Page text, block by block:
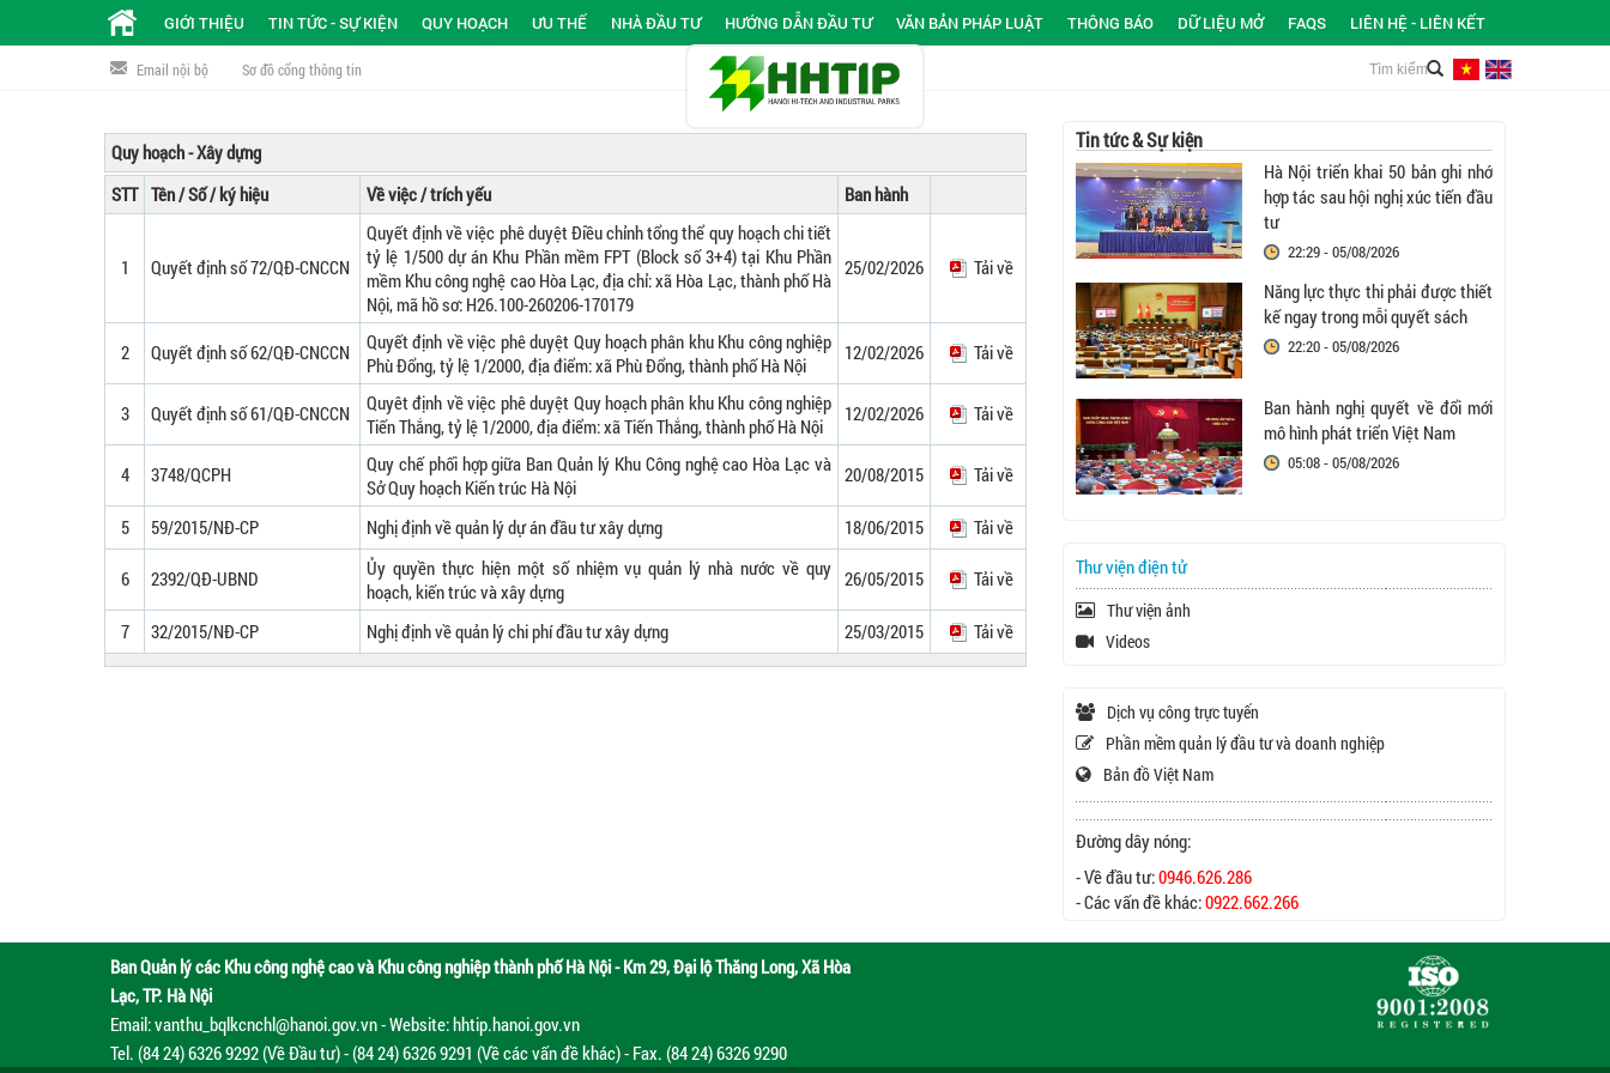
GIỚI THIỆU TIN TỨC - SỰ KIỆN QUY HOẠCH ƯU THẾ NHÀ ĐẦU TƯ HƯỚNG DẪN ĐẦU TƯ VĂN BẢN PHÁP LUẬT THÔNG BÁO DỮ LIỆU MỞ FAQS LIÊN HỆ - LIÊN KẾT
Email nội bộ Sơ đồ cổng thông tin
Quy hoạch - Xây dựng
STT Tên / Số / ký hiệu Về việc / trích yếu Ban hành
1 Quyết định số 72/QĐ-CNCCN
Quyết định về việc phê duyệt Điều chỉnh tổng thể quy hoạch chi tiết
tỷ lệ 1/500 dự án Khu Phần mềm FPT (Block số 3+4) tại Khu Phần
mềm Khu công nghệ cao Hòa Lạc, địa chỉ: xã Hòa Lạc, thành phố Hà
Nội, mã hồ sơ: H26.100-260206-170179
25/02/2026 Tải về
2 Quyết định số 62/QĐ-CNCCN
Quyết định về việc phê duyệt Quy hoạch phân khu Khu công nghiệp
Phù Đổng, tỷ lệ 1/2000, địa điểm: xã Phù Đổng, thành phố Hà Nội
12/02/2026 Tải về
3 Quyết định số 61/QĐ-CNCCN
Quyêt định về việc phê duyệt Quy hoạch phân khu Khu công nghiệp
Tiến Thắng, tỷ lệ 1/2000, địa điểm: xã Tiến Thắng, thành phố Hà Nội
12/02/2026 Tải về
4 3748/QCPH
Quy chế phối hợp giữa Ban Quản lý Khu Công nghệ cao Hòa Lạc và
Sở Quy hoạch Kiến trúc Hà Nội
20/08/2015 Tải về
5 59/2015/NĐ-CP Nghị định về quản lý dự án đầu tư xây dựng 18/06/2015 Tải về
6 2392/QĐ-UBND
Ủy quyền thực hiện một số nhiệm vụ quản lý nhà nước về quy
hoạch, kiến trúc và xây dựng
26/05/2015 Tải về
7 32/2015/NĐ-CP Nghị định về quản lý chi phí đầu tư xây dựng 25/03/2015 Tải về
Tin tức & Sự kiện
Hà Nội triển khai 50 bản ghi nhớ
hợp tác sau hội nghị xúc tiến đầu
tư
22:29 - 05/08/2026
Năng lực thực thi phải được thiết
kế ngay trong mỗi quyết sách
22:20 - 05/08/2026
Ban hành nghị quyết về đổi mới
mô hình phát triển Việt Nam
05:08 - 05/08/2026
Thư viện điện tử
Thư viện ảnh
Videos
Dịch vụ công trực tuyến
Phần mềm quản lý đầu tư và doanh nghiệp
Bản đồ Việt Nam
Đường dây nóng:
- Về đầu tư:0946.626.286
- Các vấn đề khác:0922.662.266
Ban Quản lý các Khu công nghệ cao và Khu công nghiệp thành phố Hà Nội - Km 29, Đại lộ Thăng Long, Xã Hòa
Lạc, TP. Hà Nội
Email: vanthu_bqlkcnchl@hanoi.gov.vn - Website: hhtip.hanoi.gov.vn
Tel. (84 24) 6326 9292 (Về Đầu tư) - (84 24) 6326 9291 (Về các vấn đề khác) - Fax. (84 24) 6326 9290